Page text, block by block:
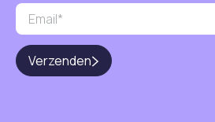
Verzenden